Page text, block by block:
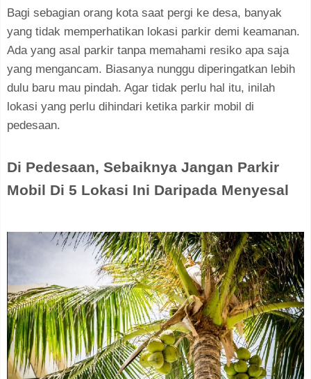
Bagi sebagian orang kota saat pergi ke desa, banyak
yang tidak memperhatikan lokasi parkir demi keamanan.
Ada yang asal parkir tanpa memahami resiko apa saja
yang mengancam. Biasanya nunggu diperingatkan lebih
dulu baru mau pindah. Agar tidak perlu hal itu, inilah
lokasi yang perlu dihindari ketika parkir mobil di
pedesaan.
Di Pedesaan, Sebaiknya Jangan Parkir
Mobil Di 5 Lokasi Ini Daripada Menyesal